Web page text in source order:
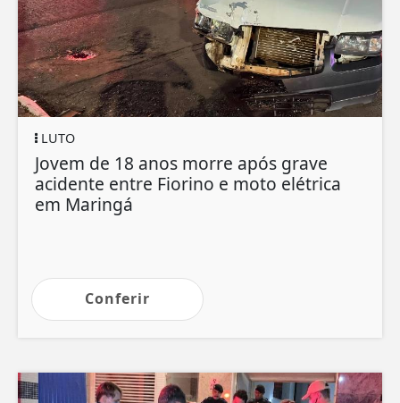
LUTO
Jovem de 18 anos morre após grave
acidente entre Fiorino e moto elétrica
em Maringá
Conferir